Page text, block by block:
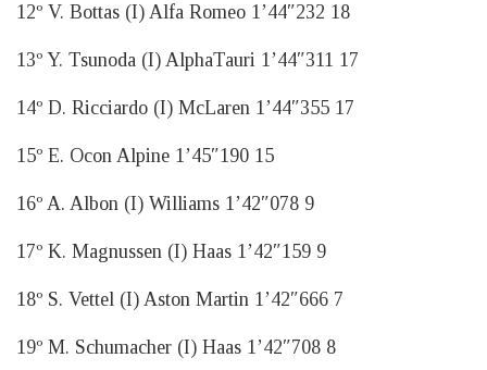
12º V. Bottas (I) Alfa Romeo 1’44″232 18
13º Y. Tsunoda (I) AlphaTauri 1’44″311 17
14º D. Ricciardo (I) McLaren 1’44″355 17
15º E. Ocon Alpine 1’45″190 15
16º A. Albon (I) Williams 1’42″078 9
17º K. Magnussen (I) Haas 1’42″159 9
18º S. Vettel (I) Aston Martin 1’42″666 7
19º M. Schumacher (I) Haas 1’42″708 8